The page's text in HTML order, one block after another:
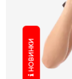
НОВИНКИ